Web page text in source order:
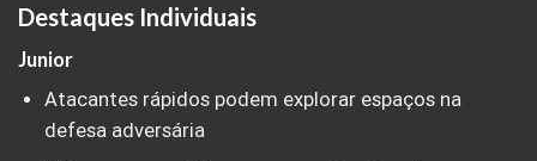
Destaques Individuais
Junior
Atacantes rápidos podem explorar espaços na
defesa adversária